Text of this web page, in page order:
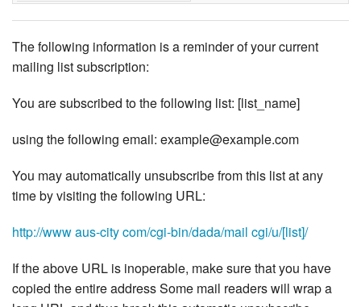
The following information is a reminder of your current
mailing list subscription:
You are subscribed to the following list: [list_name]
using the following email: example@example.com
You may automatically unsubscribe from this list at any
time by visiting the following URL:
http://www aus-city com/cgi-bin/dada/mail cgi/u/[list]/
If the above URL is inoperable, make sure that you have
copied the entire address Some mail readers will wrap a